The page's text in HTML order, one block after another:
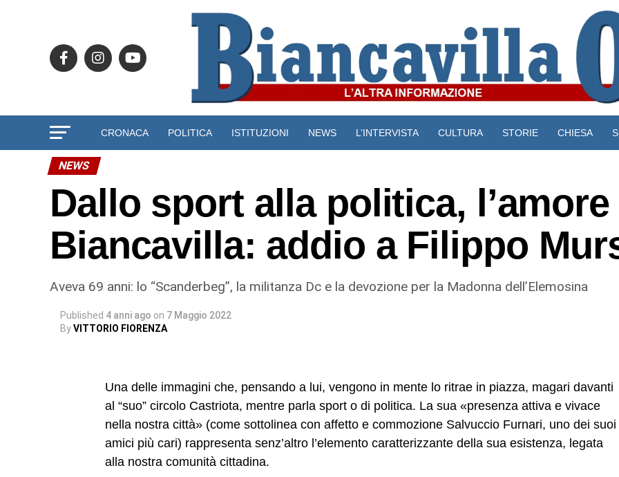
CRONACA POLITICA ISTITUZIONI NEWS L’INTERVISTA CULTURA STORIE CHIESA
NEWS
Dallo sport alla politica,
Biancavilla: addio a Filippo
Aveva 69 anni: lo “Scanderbeg”, la militanza Dc e la devozione per la Madonna dell’Elemosina
Published 4 anni ago on 7 Maggio 2022
ByVITTORIO FIORENZA
Una delle immagini che, pensando a lui, vengono in mente lo ritrae in piazza, magari davanti
al “suo” circolo Castriota, mentre parla sport o di politica. La sua «presenza attiva e vivace
nella nostra città» (come sottolinea con affetto e commozione Salvuccio Furnari, uno dei suoi
amici più cari) rappresenta senz’altro l’elemento caratterizzante della sua esistenza, legata
alla nostra comunità cittadina.